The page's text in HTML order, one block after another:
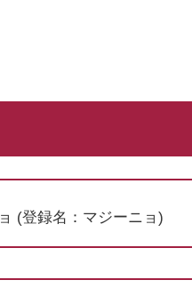
(登録名：マジーニョ)